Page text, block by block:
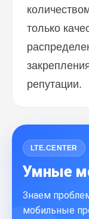
только
репутации.
LTE.CENTER
Умные
Знаем
мобильные